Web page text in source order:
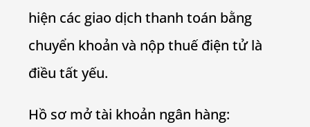
hiện các giao dịch thanh toán bằng
chuyển khoản và nộp thuế điện tử là
điều tất yếu.
Hồ sơ mở tài khoản ngân hàng: